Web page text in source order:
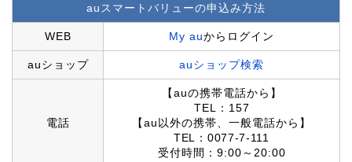
auスマートバリューの申込み方法
WEB My auからログイン
auショップ auショップ検索
電話
【auの携帯電話から】
TEL：157
【au以外の携帯、一般電話から】
TEL：0077-7-111
受付時間：9:00～20:00